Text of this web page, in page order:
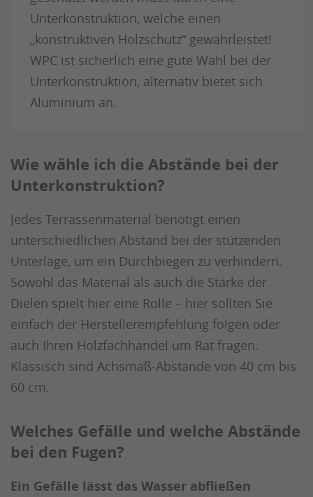
Unterkonstruktion, welche einen
„konstruktiven Holzschutz“ gewährleistet!
WPC ist sicherlich eine gute Wahl bei der
Unterkonstruktion, alternativ bietet sich
Aluminium an.
Wie wähle ich die Abstände bei der
Unterkonstruktion?
Jedes Terrassenmaterial benötigt einen
unterschiedlichen Abstand bei der stützenden
Unterlage, um ein Durchbiegen zu verhindern.
Sowohl das Material als auch die Stärke der
Dielen spielt hier eine Rolle – hier sollten Sie
einfach der Herstellerempfehlung folgen oder
auch Ihren Holzfachhandel um Rat fragen.
Klassisch sind Achsmaß-Abstände von 40 cm bis
60 cm.
Welches Gefälle und welche Abstände
bei den Fugen?
Ein Gefälle lässt das Wasser abfließen